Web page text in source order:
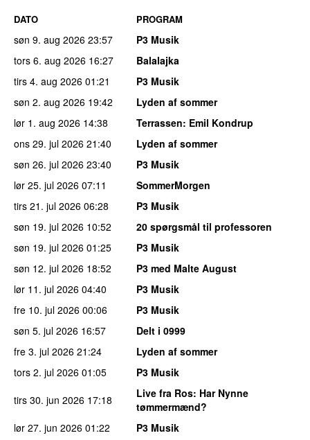
DATO PROGRAM
søn 9. aug 2026 23:57
P3 Musik
tors 6. aug 2026 16:27
Balalajka
tirs 4. aug 2026 01:21
P3 Musik
søn 2. aug 2026 19:42
Lyden af sommer
lør 1. aug 2026 14:38 Terrassen: Emil Kondrup
ons 29. jul 2026 21:40
Lyden af sommer
søn 26. jul 2026 23:40
P3 Musik
lør 25. jul 2026 07:11
SommerMorgen
tirs 21. jul 2026 06:28
P3 Musik
søn 19. jul 2026 10:52
20 spørgsmål til professoren
søn 19. jul 2026 01:25
P3 Musik
søn 12. jul 2026 18:52
P3 med Malte August
lør 11. jul 2026 04:40
P3 Musik
fre 10. jul 2026 00:06
P3 Musik
søn 5. jul 2026 16:57
Delt i 0999
fre 3. jul 2026 21:24
Lyden af sommer
tors 2. jul 2026 01:05
P3 Musik
tirs 30. jun 2026 17:18 Live fra Ros: Har Nynne
tømmermænd?
lør 27. jun 2026 01:22
P3 Musik